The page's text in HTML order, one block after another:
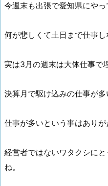
今週末も出張で愛知県にやっ
何が悲しくて土日まで仕事し
実は3月の週末は大体仕事で
決算月で駆け込みの仕事が多
仕事が多いという事はあり
経営者ではないワタクシに
ね。